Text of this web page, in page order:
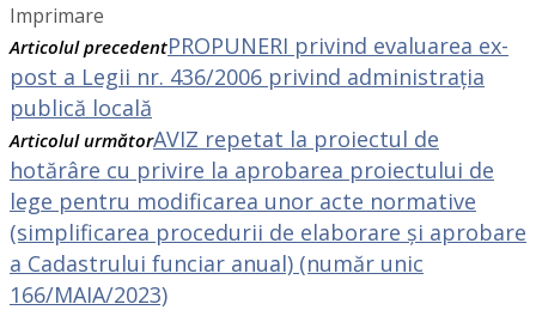
Imprimare
Articolul precedentPROPUNERI privind evaluarea ex-
post a Legii nr. 436/2006 privind administrația
publică locală
Articolul următorAVIZ repetat la proiectul de
hotărâre cu privire la aprobarea proiectului de
lege pentru modificarea unor acte normative
(simplificarea procedurii de elaborare și aprobare
a Cadastrului funciar anual) (număr unic
166/MAIA/2023)